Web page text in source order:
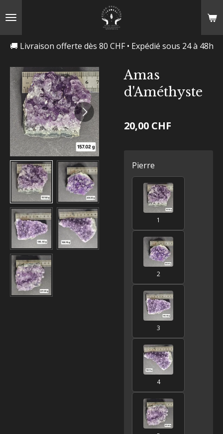
🚚 Livraison offerte dès 80 CHF • Expédié sous 24 à 48h
Amas
d'Améthyste
20,00 CHF
Pierre
1
2
3
4